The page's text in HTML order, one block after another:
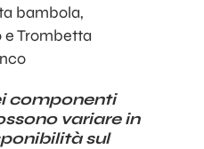
bambola,
e Trombetta
componenti
variare in
sul